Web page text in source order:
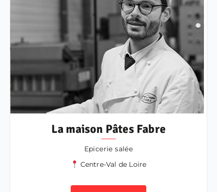
La maison Pâtes Fabre
Epicerie salée
Centre-Val de Loire